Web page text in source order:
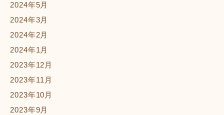
2024年5月
2024年3月
2024年2月
2024年1月
2023年12月
2023年11月
2023年10月
2023年9月